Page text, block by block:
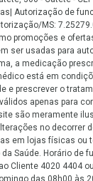
Autorização de
MS:
promoções e
ser usadas para
a medicação
está em
e prescrever o
apenas para
são meramente
no decorrer
em lojas físicas ou
Saúde. Horário de
Cliente 4020 4404
das 08h00 às